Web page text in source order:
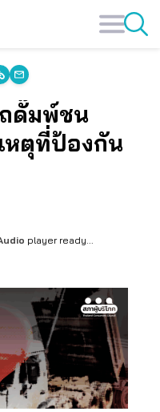
ดั๊มพ์ชน
หตุที่ป้องกัน
player ready...